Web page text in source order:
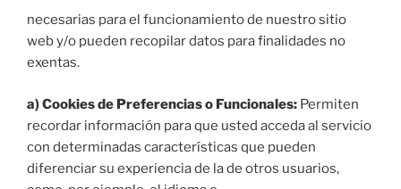
necesarias para el funcionamiento de nuestro sitio
web y/o pueden recopilar datos para finalidades no
exentas.
a) Cookies de Preferencias o Funcionales: Permiten
recordar información para que usted acceda al servicio
con determinadas características que pueden
diferenciar su experiencia de la de otros usuarios,